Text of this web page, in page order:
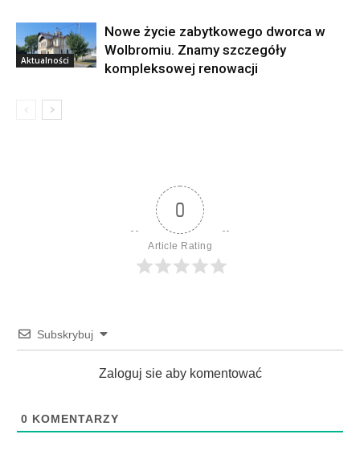
Aktualności
Nowe życie zabytkowego dworca w
Wolbromiu. Znamy szczegóły
kompleksowej renowacji
0
Article Rating
Subskrybuj
Zaloguj sie aby komentować
0 KOMENTARZY